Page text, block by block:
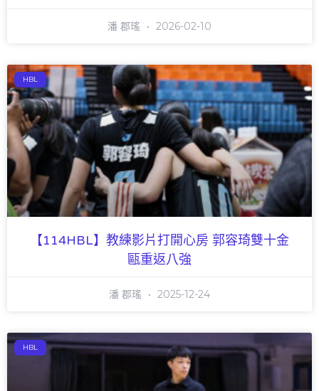
潘 郡瑤 2026-02-10
HBL
【114HBL】教練影片打開心房 郭容琦雙十金
甌重返八強
潘 郡瑤 2025-12-24
HBL